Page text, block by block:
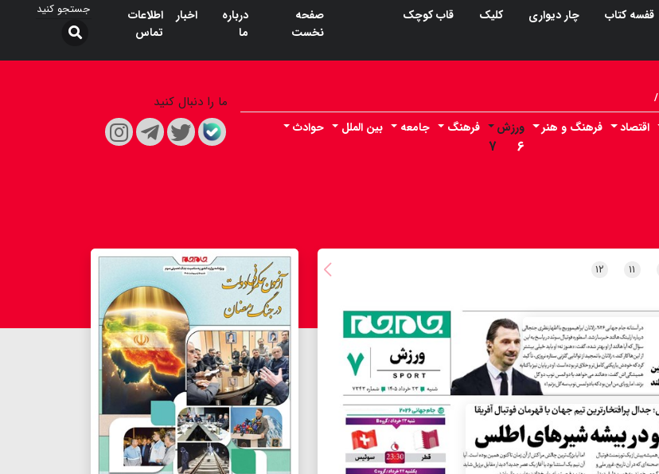
قفسه کتاب چار دیواری کلیک
قاب کوچک
صفحه
نخست
درباره
ما
اخبار
اطلاعات
تماس
/
اقتصاد فرهنگ و هنر ورزش
۶ ۷
فرهنگ جامعه بین الملل
حوادث
ما را دنبال کنید
۱۱ ۱۲